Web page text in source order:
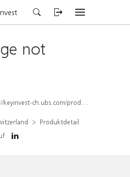
not
ch.ubs.com/produkt/detail/index/isin/CH1567407114
Produktdetail